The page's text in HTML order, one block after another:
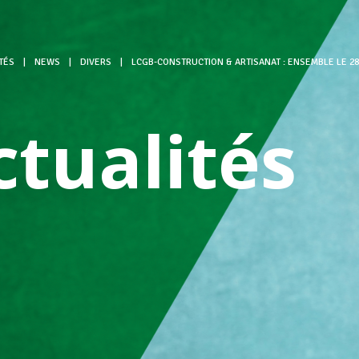
NEWS DIVERS LCGB-CONSTRUCTION & ARTISANAT : ENSEMBLE LE